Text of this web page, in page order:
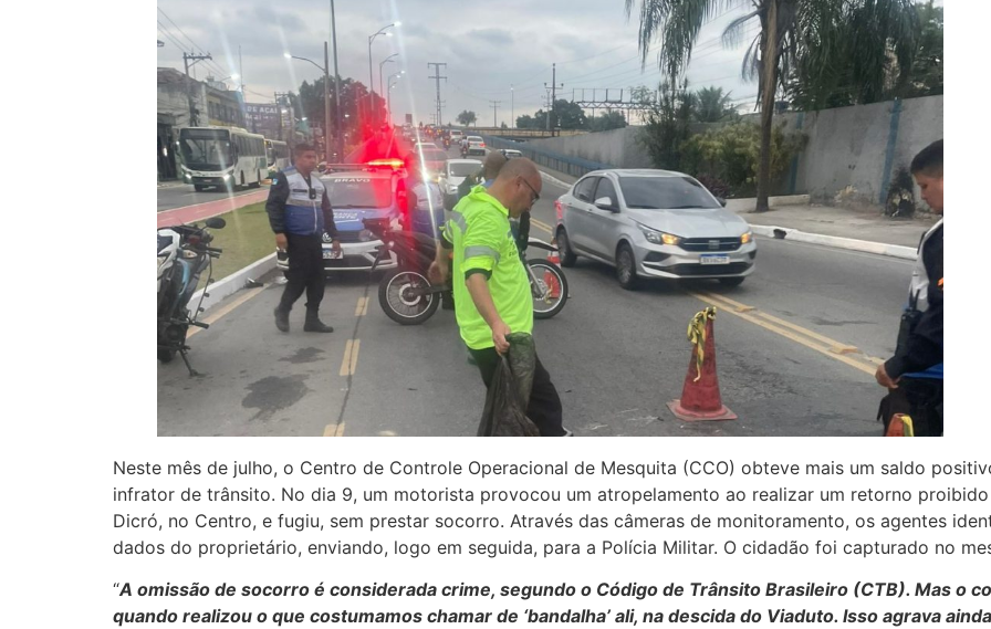
Neste mês de julho, o Centro de Controle Operacional de Mesquita (CCO) obteve mais um saldo
infrator de trânsito. No dia 9, um motorista provocou um atropelamento ao realizar um retorno
Dicró, no Centro, e fugiu, sem prestar socorro. Através das câmeras de monitoramento, os agentes
dados do proprietário, enviando, logo em seguida, para a Polícia Militar. O cidadão foi capturado no
“A omissão de socorro é considerada crime, segundo o Código de Trânsito Brasileiro (CTB). Mas o
quando realizou o que costumamos chamar de ‘bandalha’ ali, na descida do Viaduto. Isso agrava